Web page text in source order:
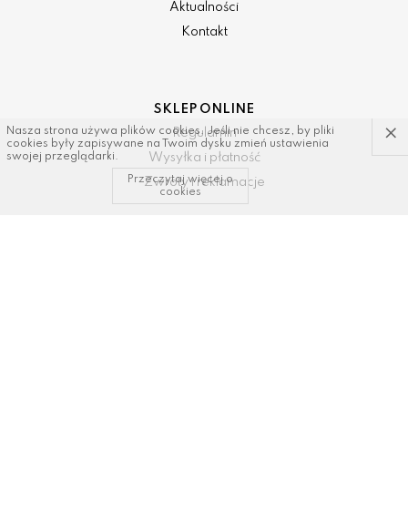
Aktualności
Kontakt
SKLEP ONLINE
Regulamin
Wysyłka i płatność
Zwroty i reklamacje
Nasza strona używa plików cookies. Jeśli nie chcesz, by pliki
cookies były zapisywane na Twoim dysku zmień ustawienia
swojej przeglądarki.
×
Przeczytaj więcej o
cookies